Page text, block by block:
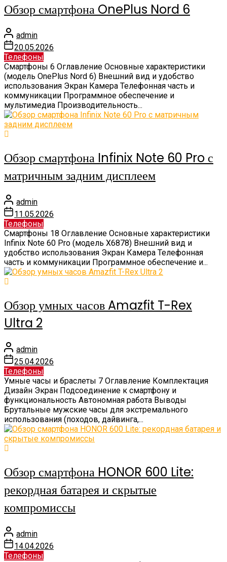
Обзор смартфона OnePlus Nord 6
admin
20.05.2026
Телефоны
Смартфоны 6 Оглавление Основные характеристики
(модель OnePlus Nord 6) Внешний вид и удобство
использования Экран Камера Телефонная часть и
коммуникации Программное обеспечение и
мультимедиа Производительность...
Обзор смартфона Infinix Note 60 Pro с
матричным задним дисплеем
admin
11.05.2026
Телефоны
Смартфоны 18 Оглавление Основные характеристики
Infinix Note 60 Pro (модель X6878) Внешний вид и
удобство использования Экран Камера Телефонная
часть и коммуникации Программное обеспечение и...
Обзор умных часов Amazfit T-Rex
Ultra 2
admin
25.04.2026
Телефоны
Умные часы и браслеты 7 Оглавление Комплектация
Дизайн Экран Подсоединение к смартфону и
функциональность Автономная работа Выводы
Брутальные мужские часы для экстремального
использования (походов, дайвинга,...
Обзор смартфона HONOR 600 Lite:
рекордная батарея и скрытые
компромиссы
admin
14.04.2026
Телефоны